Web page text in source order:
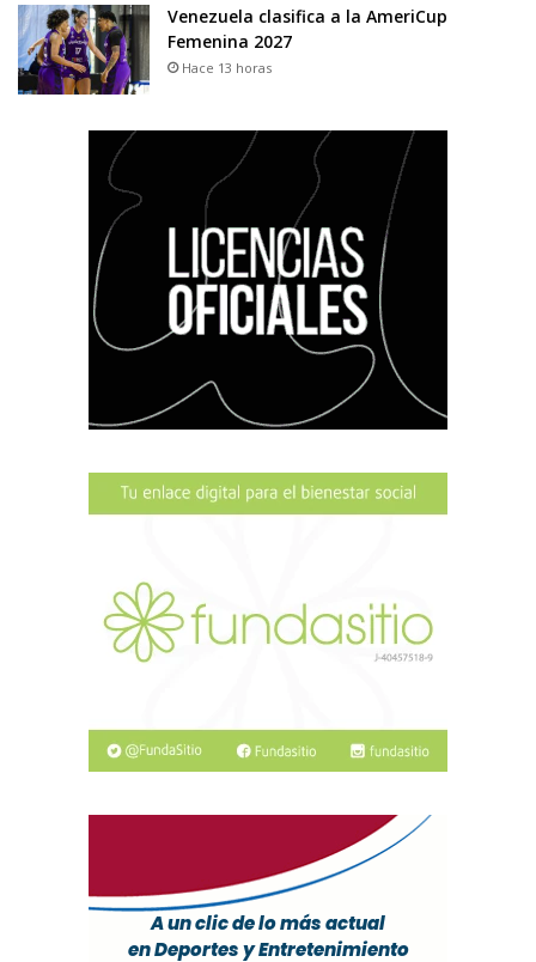
Venezuela clasifica a la AmeriCup
Femenina 2027
Hace 13 horas